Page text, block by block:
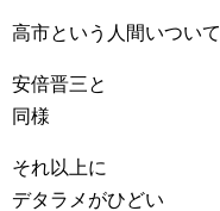
高市という人間いついて
安倍晋三と
同様
それ以上に
デタラメがひどい